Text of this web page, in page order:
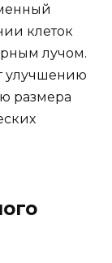
клеток
лучом.
улучшению
размера